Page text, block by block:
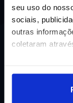
seu uso do
sociais,
outras
coletaram